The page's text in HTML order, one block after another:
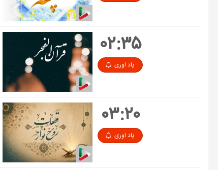
۰۲:۳۵
یاد اوری
۰۳:۲۰
یاد اوری